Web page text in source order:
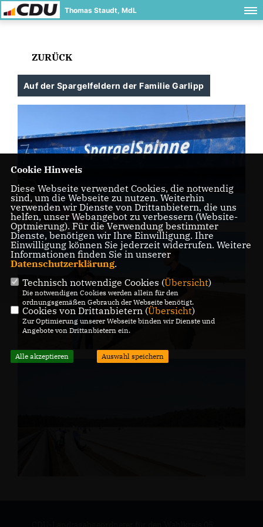
Thomas Staudt, MdL
ZURÜCK
Auf der Spargelfeldern der Familie Garlipp
Cookie Hinweis
Diese Webseite verwendet Cookies, die notwendig
sind, um die Webseite zu nutzen. Weiterhin
verwenden wir Dienste von Drittanbietern, die uns
helfen, unser Webangebot zu verbessern (Website-
Optmierung). Für die Verwendung bestimmter
Dienste, benötigen wir Ihre Einwilligung. Ihre
Einwilligung können Sie jederzeit widerrufen. Weitere
Informationen finden Sie in unserer
Datenschutzerklärung.
Technisch notwendige Cookies (Übersicht)
Die notwendigen Cookies werden allein für den
ordnungsgemäßen Gebrauch der Webseite benötigt.
Cookies von Drittanbietern (Übersicht)
Zur Optimierung unserer Webseite binden wir Dienste und
Angebote von Drittanbietern ein.
Alle akzeptieren Auswahl speichern